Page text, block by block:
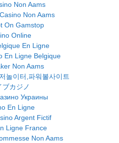
Non Aams
Non Aams
On Gamstop
Online
En Ligne
En Ligne Belgique
Non Aams
놀이터,파워볼사이트
ブカジノ
Украины
En Ligne
Argent Fictif
Ligne France
Non Aams